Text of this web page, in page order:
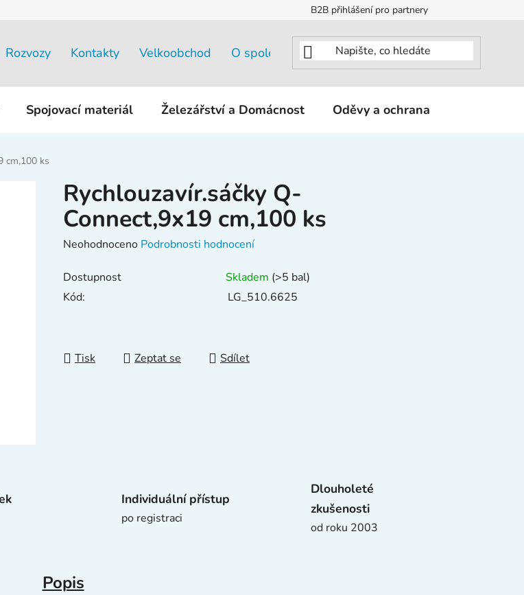
B2B přihlášení pro partnery
Rozvozy Kontakty Velkoobchod O společnosti
Spojovací materiál Železářství a Domácnost Oděvy a ochrana
cm,100 ks
Rychlouzavír.sáčky Q-
Connect,9x19 cm,100 ks
Průměrné
produktu
je
5
Neohodnoceno Podrobnosti hodnocení
Dostupnost Skladem (>5 bal)
Kód:
LG_510.6625
Tisk Zeptat se Sdílet
Individuální přístup
po registraci
Dlouholeté
zkušenosti
od roku 2003
Popis